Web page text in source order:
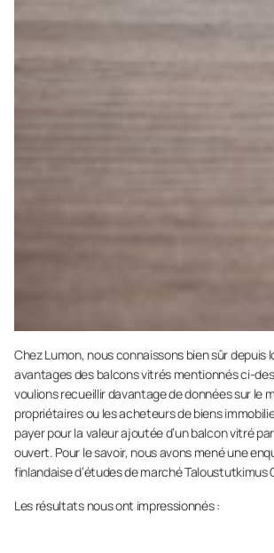
Chez Lumon, nous connaissons bien sûr depuis
avantages des balcons vitrés mentionnés ci-
voulions recueillir davantage de données sur le
propriétaires ou les acheteurs de biens
payer pour la valeur ajoutée d’un balcon vitré
ouvert. Pour le savoir, nous avons mené une
finlandaise d’études de marché Taloustutkimus
Les résultats nous ont impressionnés :